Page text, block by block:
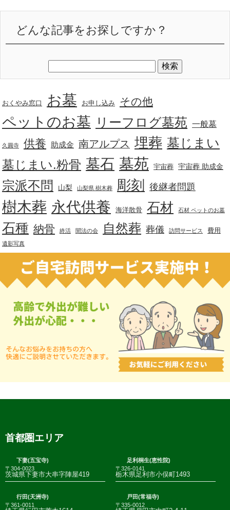
どんな記事をお探しですか？
おくやみ窓口 お墓 お申し込み その他
ペットのお墓 リーフログ墓苑 一般墓
久圓寺 供養 助成金 南アルプス 埋葬 墓じまい
墓じまい.粉骨 墓石 墓苑 宇宙葬 宇宙葬 助成金
宗派不問 山梨 山梨県 樹木葬 彫刻 後継者問題
樹木葬 永代供養 海洋散骨 石材 石材 ペットのお墓
石種 納骨 終活 聞法の会 自然葬 葬儀 訪問サービス 費用
遺影写真
首都圏エリア
下妻(五宝寺)
〒304-0023
茨城県下妻市大串字陣屋419
足利桐生(恵性院)
〒326-0141
栃木県足利市小俣町1493
行田(天洲寺)
〒361-0011
戸田(常福寺)
〒335-0012